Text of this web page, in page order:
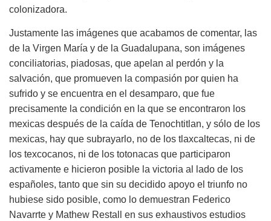
colonizadora.
Justamente las imágenes que acabamos de comentar, las
de la Virgen María y de la Guadalupana, son imágenes
conciliatorias, piadosas, que apelan al perdón y la
salvación, que promueven la compasión por quien ha
sufrido y se encuentra en el desamparo, que fue
precisamente la condición en la que se encontraron los
mexicas después de la caída de Tenochtitlan, y sólo de los
mexicas, hay que subrayarlo, no de los tlaxcaltecas, ni de
los texcocanos, ni de los totonacas que participaron
activamente e hicieron posible la victoria al lado de los
españoles, tanto que sin su decidido apoyo el triunfo no
hubiese sido posible, como lo demuestran Federico
Navarrte y Mathew Restall en sus exhaustivos estudios